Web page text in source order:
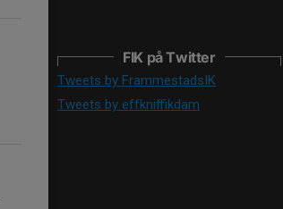
FIK på Twitter
Tweets by FrammestadsIK
Tweets by effkniffikdam